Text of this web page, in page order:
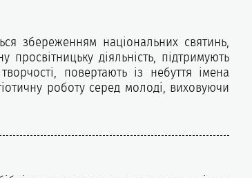
збереженням національних святинь,
діяльність, підтримують
повертають із небуття імена
роботу серед молоді, виховуючи